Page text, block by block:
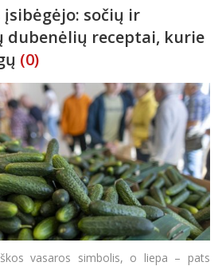
įsibėgėjo: sočių ir
dubenėlių receptai, kurie
(0)
vasaros simbolis, o liepa – pats